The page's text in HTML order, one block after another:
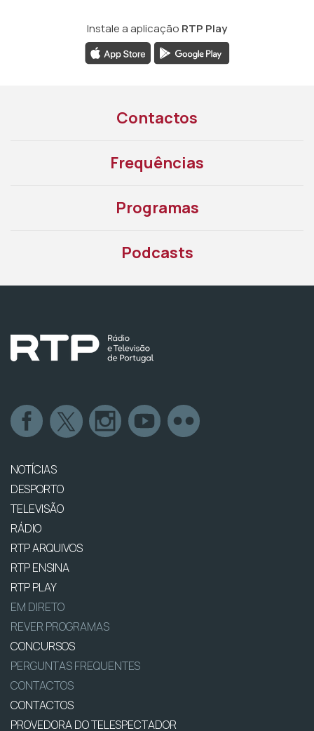
Instale a aplicação RTP Play
Contactos
Frequências
Programas
Podcasts
NOTÍCIAS
DESPORTO
TELEVISÃO
RÁDIO
RTP ARQUIVOS
RTP ENSINA
RTP PLAY
EM DIRETO
REVER PROGRAMAS
CONCURSOS
PERGUNTAS FREQUENTES
CONTACTOS
CONTACTOS
PROVEDORA DO TELESPECTADOR